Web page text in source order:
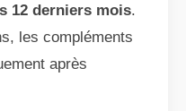
12 derniers mois.
les compléments
après